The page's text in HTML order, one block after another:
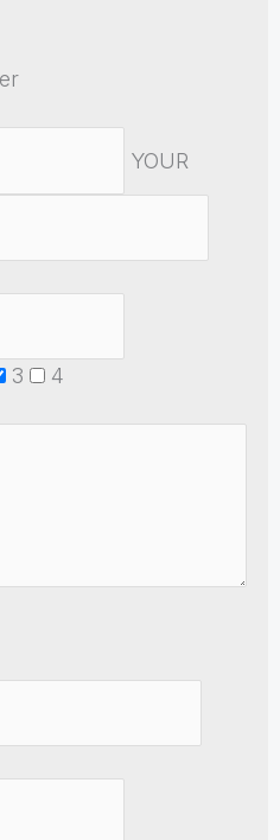
YOUR
3
4